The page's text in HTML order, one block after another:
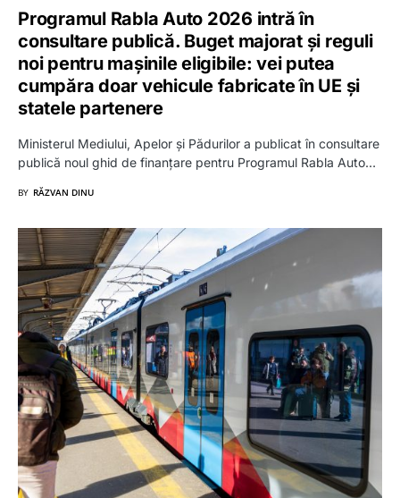
Programul Rabla Auto 2026 intră în
consultare publică. Buget majorat și reguli
noi pentru mașinile eligibile: vei putea
cumpăra doar vehicule fabricate în UE și
statele partenere
Ministerul Mediului, Apelor și Pădurilor a publicat în consultare
publică noul ghid de finanțare pentru Programul Rabla Auto…
BY RĂZVAN DINU